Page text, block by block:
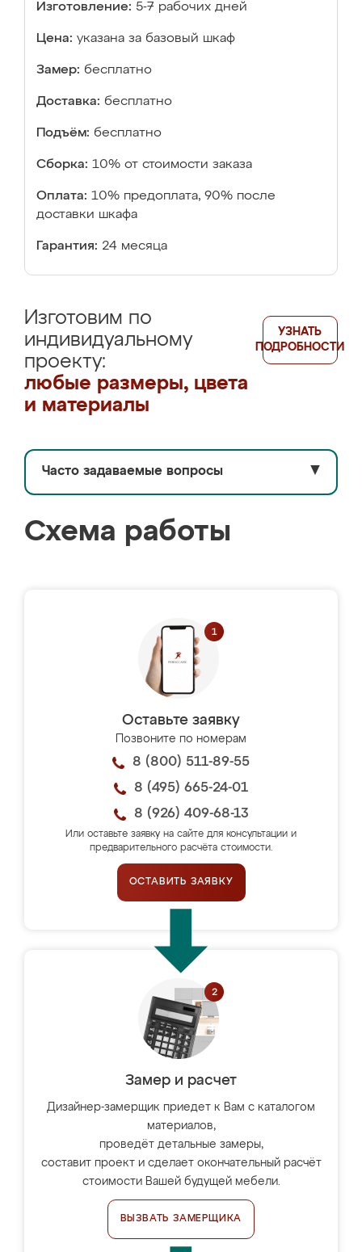
Изготовление: 5-7 рабочих дней
Цена: указана за базовый шкаф
Замер: бесплатно
Доставка: бесплатно
Подъём: бесплатно
Сборка: 10% от стоимости заказа
Оплата: 10% предоплата, 90% после
доставки шкафа
Гарантия: 24 месяца
Изготовим по
индивидуальному
проекту:
любые размеры, цвета
и материалы
УЗНАТЬ
ПОДРОБНОСТИ
Часто задаваемые вопросы ▼
Схема работы
Оставьте заявку
Позвоните по номерам
8 (800) 511-89-55
8 (495) 665-24-01
8 (926) 409-68-13
Или оставьте заявку на сайте для консультации и
предварительного расчёта стоимости.
ОСТАВИТЬ ЗАЯВКУ
Замер и расчет
Дизайнер-замерщик приедет к Вам с каталогом
материалов,
проведёт детальные замеры,
составит проект и сделает окончательный расчёт
стоимости Вашей будущей мебели.
ВЫЗВАТЬ ЗАМЕРЩИКА